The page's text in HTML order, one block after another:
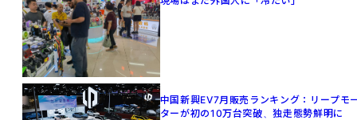
中国新興EV7月販売ランキング：リープモ
ターが初の10万台突破、独走態勢鮮明に